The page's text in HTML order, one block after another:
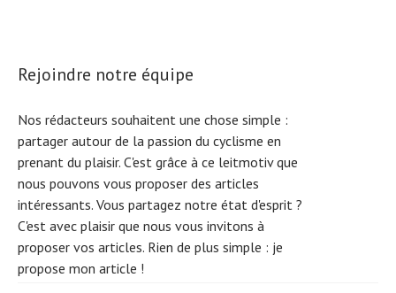
Rejoindre notre équipe
Nos rédacteurs souhaitent une chose simple :
partager autour de la passion du cyclisme en
prenant du plaisir. C'est grâce à ce leitmotiv que
nous pouvons vous proposer des articles
intéressants. Vous partagez notre état d'esprit ?
C'est avec plaisir que nous vous invitons à
proposer vos articles. Rien de plus simple : je
propose mon article !